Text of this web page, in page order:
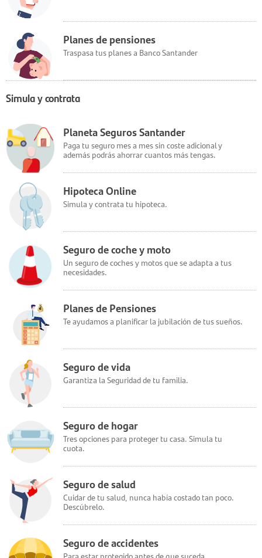
Planes de pensiones
Traspasa tus planes a Banco Santander
Simula y contrata
Planeta Seguros Santander
Paga tu seguro mes a mes sin coste adicional y
además podrás ahorrar cuantos más tengas.
Hipoteca Online
Simula y contrata tu hipoteca.
Seguro de coche y moto
Un seguro de coches y motos que se adapta a tus
necesidades.
Planes de Pensiones
Te ayudamos a planificar la jubilación de tus sueños.
Seguro de vida
Garantiza la Seguridad de tu familia.
Seguro de hogar
Tres opciones para proteger tu casa. Simula tu
cuota.
Seguro de salud
Cuidar de tu salud, nunca había costado tan poco.
Descúbrelo.
Seguro de accidentes
Para estar protegido antes de que suceda.